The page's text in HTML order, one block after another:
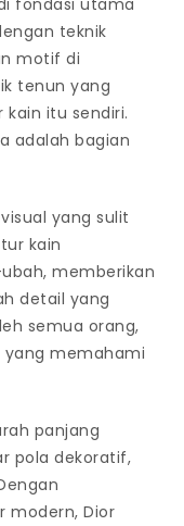
teknik
motif di
tenun yang
itu sendiri.
adalah bagian
yang sulit
kain
memberikan
detail yang
semua orang,
memahami
panjang
pola dekoratif,
modern, Dior